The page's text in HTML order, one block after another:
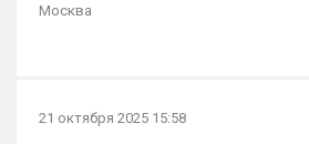
Москва
21 октября 2025 15:58